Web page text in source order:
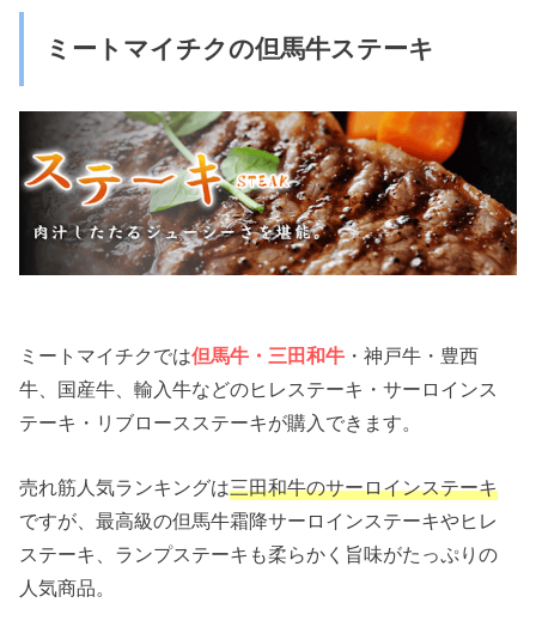
ミートマイチクの但馬牛ステーキ
ミートマイチクでは但馬牛・三田和牛 ・神戸牛・豊西
牛、国産牛、輸入牛などのヒレステーキ・サーロインス
テーキ・リブロースステーキが購入できます。
売れ筋人気ランキングは三田和牛のサーロインステーキ
ですが、最高級の但馬牛霜降サーロインステーキやヒレ
ステーキ、ランプステーキも柔らかく旨味がたっぷりの
人気商品。